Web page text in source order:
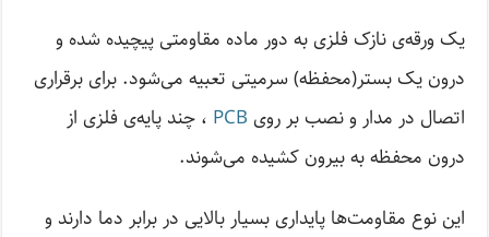
یک ورقه‌ی نازک فلزی به دور ماده مقاومتی پیچیده شده و
درون یک بستر(محفظه) سرمیتی تعبیه می‌شود. برای برقراری
اتصال در مدار و نصب بر روی PCB ، چند پایه‌ی فلزی از
درون محفظه به بیرون کشیده می‌شوند.
این نوع مقاومت‌ها پایداری بسیار بالایی در برابر دما دارند و